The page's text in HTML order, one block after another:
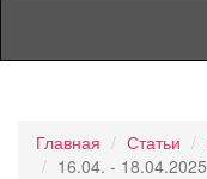
Главная Статьи
16.04. - 18.04.2025